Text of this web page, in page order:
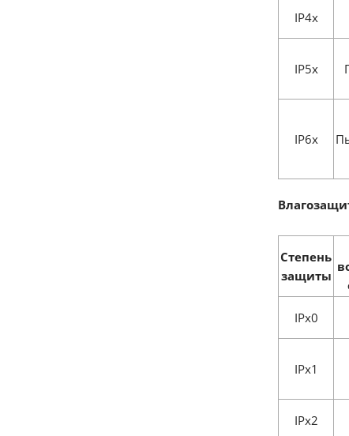
IP4x
IP5x
IP6x
Степень
защиты
IPx0
IPx1
IPx2